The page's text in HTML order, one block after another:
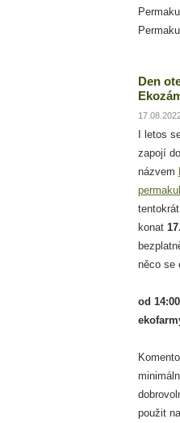
Den
I letos
zapojí
názvem
konat
něco se
od
použit